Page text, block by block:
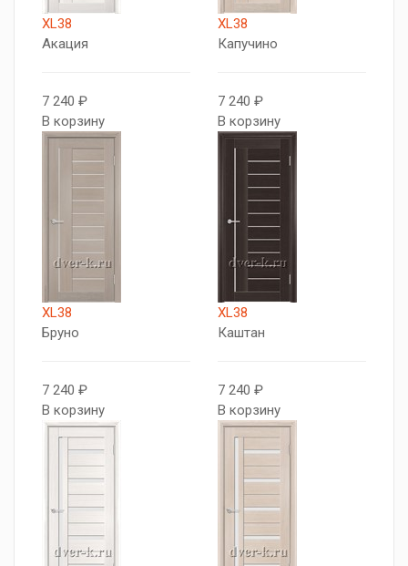
XL38
Акация
7 240 ₽
В корзину
XL38
Капучино
7 240 ₽
В корзину
XL38
Бруно
7 240 ₽
В корзину
XL38
Каштан
7 240 ₽
В корзину